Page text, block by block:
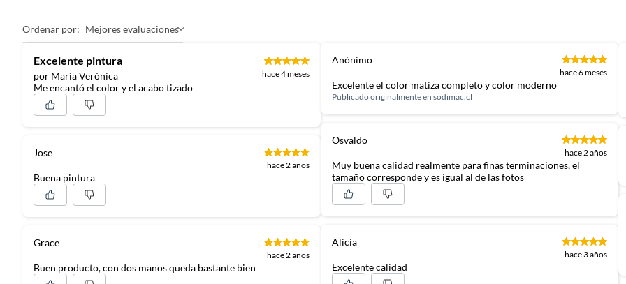
Ordenar por: Mejores evaluaciones
Excelente pintura
por María Verónica hace 4 meses
Me encantó el color y el acabo tizado
Jose
hace 2 años
Buena pintura
Grace
hace 2 años
Buen producto, con dos manos queda bastante bien
Anónimo
hace 6 meses
Excelente el color matiza completo y color moderno
Publicado originalmente en sodimac.cl
Osvaldo
hace 2 años
Muy buena calidad realmente para finas terminaciones, el
tamaño corresponde y es igual al de las fotos
Alicia
hace 3 años
Excelente calidad